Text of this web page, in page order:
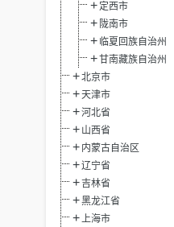
定西市
陇南市
临夏回族自治州
甘南藏族自治州
北京市
天津市
河北省
山西省
内蒙古自治区
辽宁省
吉林省
黑龙江省
上海市